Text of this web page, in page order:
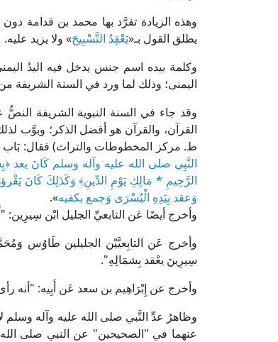
وهذه الزيادة تفرَّد بها محمد بن قدامة
يطلق القول بـ«يَعْقِدُ التَّسْبِيحَ» ولا يزيد عليه.
وكلمة بيده اسم جنس يدخل فيه اليدُ
اليمنى؛ وذلك لما ورد في السنة الشريفة
وقد جاء في السنة النبوية الشريفة
ط. مركز المخطوطات والتراث) فقال: بَاب
النَّبِي صلى الله عليه وآله وسلم كَانَ يعد ﴿
الرَّحِيمِ * مَالِكِ يَوْمِ الدِّينِ﴾ وَكَذَلِكَ كَانَ
وَعقد بِيَدِهِ الْيُسْرَى وَجمع بكفيه».
وأخرج أيضًا عَن التابعيِّ الجليل ابْن سِيرِين:
وأخرج عَن التابِعيَّيْن الجليلين طَاوُس
سِيرِينَ يعْقد بِشمَالِهِ".
وأخرج عن إِبْرَاهِيم بن سعد عَن أَبِيه: "أنه
وظاهرُ عدِّ النَّبي صلى الله عليه وآله وسلم
عنهما في "الصحيحين" عن النبي صلى